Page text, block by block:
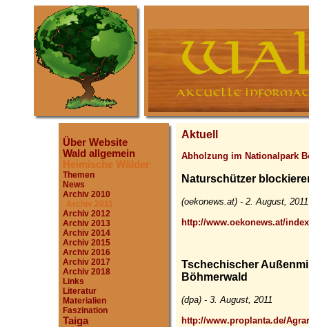
Über Website
Wald allgemein
Heimische Wälder
Themen
News
Archiv 2010
Archiv 2011
Archiv 2012
Archiv 2013
Archiv 2014
Archiv 2015
Archiv 2016
Archiv 2017
Archiv 2018
Links
Literatur
Materialien
Faszination
Taiga
Aktuell
Abholzung im Nationalpark
Naturschützer
(oekonews.at) - 2. August, 2011
http://www.oekonews.at/
Tschechischer
Böhmerwald
(dpa) - 3. August, 2011
http://www.proplanta.de/